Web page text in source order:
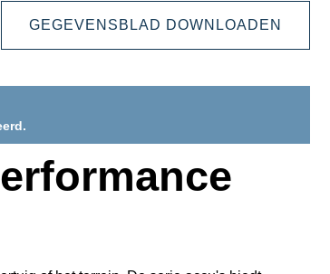
GEGEVENSBLAD DOWNLOADEN